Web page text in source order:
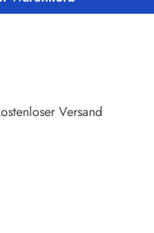
Versand